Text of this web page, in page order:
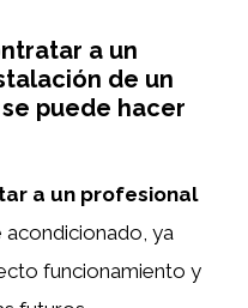
a un
de un
puede hacer
a un profesional
acondicionado, ya
funcionamiento y